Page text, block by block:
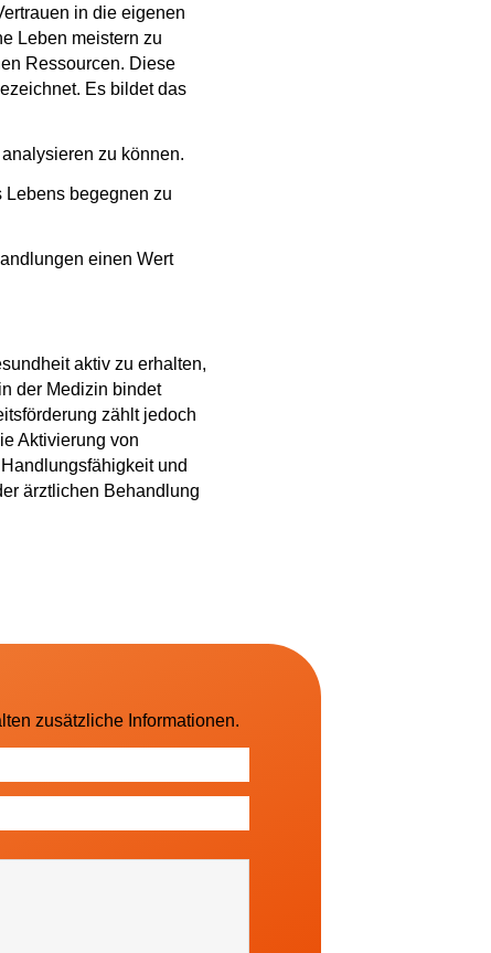
in die eigenen
Leben meistern zu
Ressourcen. Diese
Es bildet das
zu können.
Lebens begegnen zu
einen Wert
aktiv zu erhalten,
der Medizin bindet
zählt jedoch
Aktivierung von
und
ärztlichen Behandlung
zusätzliche Informationen.